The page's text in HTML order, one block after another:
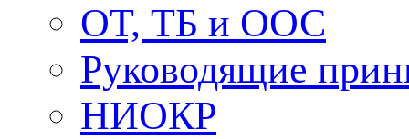
ОТ, ТБ и ООС
Руководящие
НИОКР